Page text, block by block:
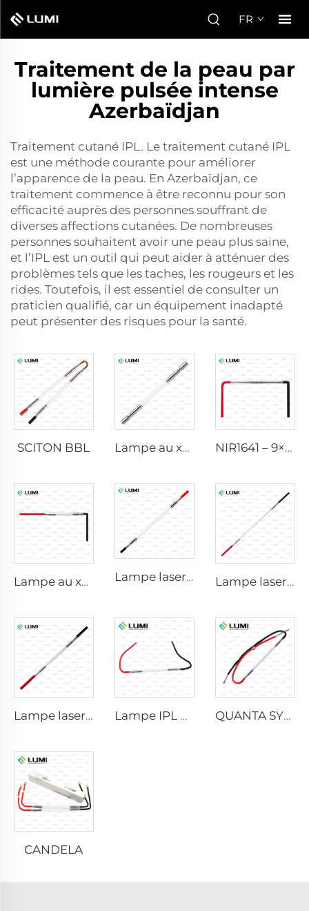
FR
Traitement de la peau par
lumière pulsée intense
Azerbaïdjan
Traitement cutané IPL. Le traitement cutané IPL
est une méthode courante pour améliorer
l’apparence de la peau. En Azerbaïdjan, ce
traitement commence à être reconnu pour son
efficacité auprès des personnes souffrant de
diverses affections cutanées. De nombreuses
personnes souhaitent avoir une peau plus saine,
et l’IPL est un outil qui peut aider à atténuer des
problèmes tels que les taches, les rougeurs et les
rides. Toutefois, il est essentiel de consulter un
praticien qualifié, car un équipement inadapté
peut présenter des risques pour la santé.
SCITON BBL Lampe au xénon IPL P1640 – 7×47×110 mm NIR1641 – 9×45×110 mm
Lampe au xénon IPL P1541 – 9×45×100 mm Lampe laser au xénon L2741 – 7×100×167 mm Lampe laser au xénon L2851-5×105×175 mm
Lampe laser au xénon L2021-7×65×130 mm Lampe IPL P2021-7×65×130 mm QUANTA SYSTEM
CANDELA